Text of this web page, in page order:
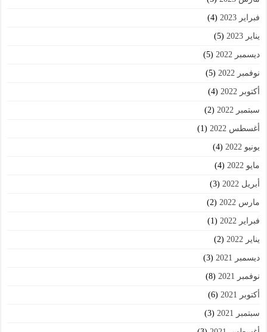
فبراير 2023 (4)
يناير 2023 (5)
ديسمبر 2022 (5)
نوفمبر 2022 (5)
أكتوبر 2022 (4)
سبتمبر 2022 (2)
أغسطس 2022 (1)
يونيو 2022 (4)
مايو 2022 (4)
أبريل 2022 (3)
مارس 2022 (2)
فبراير 2022 (1)
يناير 2022 (2)
ديسمبر 2021 (3)
نوفمبر 2021 (8)
أكتوبر 2021 (6)
سبتمبر 2021 (3)